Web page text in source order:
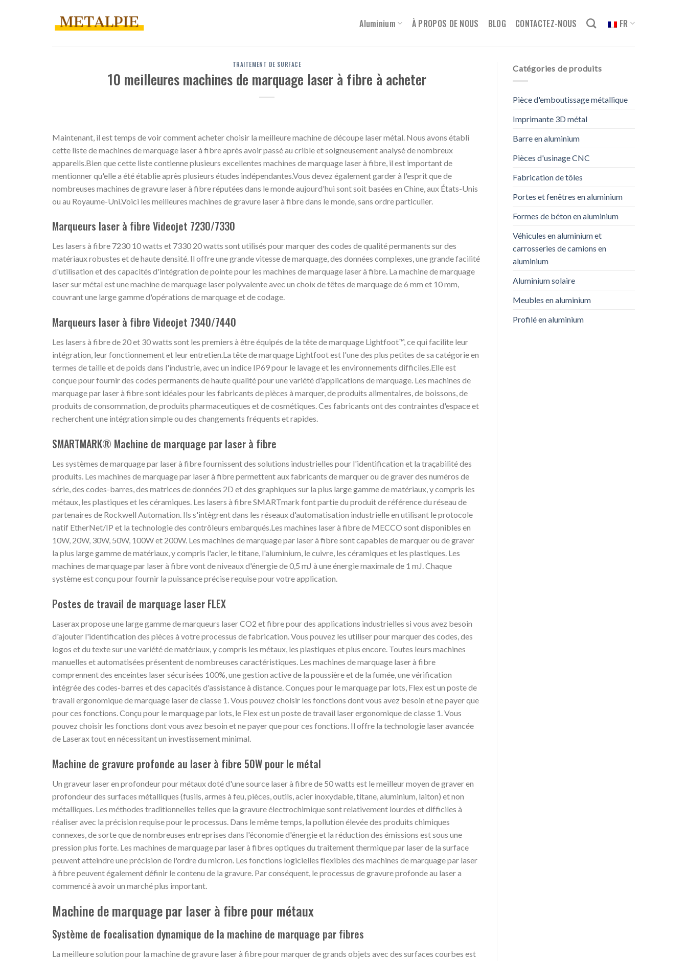
Aluminium À PROPOS DE NOUS BLOG CONTACTEZ-NOUS FR
TRAITEMENT DE SURFACE
10 meilleures machines de marquage laser à fibre à acheter
Maintenant, il est temps de voir comment acheter choisir la meilleure machine de découpe laser métal. Nous avons établi
cette liste de machines de marquage laser à fibre après avoir passé au crible et soigneusement analysé de nombreux
appareils.Bien que cette liste contienne plusieurs excellentes machines de marquage laser à fibre, il est important de
mentionner qu'elle a été établie après plusieurs études indépendantes.Vous devez également garder à l'esprit que de
nombreuses machines de gravure laser à fibre réputées dans le monde aujourd'hui sont soit basées en Chine, aux États-Unis
ou au Royaume-Uni.Voici les meilleures machines de gravure laser à fibre dans le monde, sans ordre particulier.
Marqueurs laser à fibre Videojet 7230/7330
Les lasers à fibre 7230 10 watts et 7330 20 watts sont utilisés pour marquer des codes de qualité permanents sur des
matériaux robustes et de haute densité. Il offre une grande vitesse de marquage, des données complexes, une grande facilité
d'utilisation et des capacités d'intégration de pointe pour les machines de marquage laser à fibre. La machine de marquage
laser sur métal est une machine de marquage laser polyvalente avec un choix de têtes de marquage de 6 mm et 10 mm,
couvrant une large gamme d'opérations de marquage et de codage.
Marqueurs laser à fibre Videojet 7340/7440
Les lasers à fibre de 20 et 30 watts sont les premiers à être équipés de la tête de marquage Lightfoot™, ce qui facilite leur
intégration, leur fonctionnement et leur entretien.La tête de marquage Lightfoot est l'une des plus petites de sa catégorie en
termes de taille et de poids dans l'industrie, avec un indice IP69 pour le lavage et les environnements difficiles.Elle est
conçue pour fournir des codes permanents de haute qualité pour une variété d'applications de marquage. Les machines de
marquage par laser à fibre sont idéales pour les fabricants de pièces à marquer, de produits alimentaires, de boissons, de
produits de consommation, de produits pharmaceutiques et de cosmétiques. Ces fabricants ont des contraintes d'espace et
recherchent une intégration simple ou des changements fréquents et rapides.
SMARTMARK® Machine de marquage par laser à fibre
Les systèmes de marquage par laser à fibre fournissent des solutions industrielles pour l'identification et la traçabilité des
produits. Les machines de marquage par laser à fibre permettent aux fabricants de marquer ou de graver des numéros de
série, des codes-barres, des matrices de données 2D et des graphiques sur la plus large gamme de matériaux, y compris les
métaux, les plastiques et les céramiques. Les lasers à fibre SMARTmark font partie du produit de référence du réseau de
partenaires de Rockwell Automation. Ils s'intègrent dans les réseaux d'automatisation industrielle en utilisant le protocole
natif EtherNet/IP et la technologie des contrôleurs embarqués.Les machines laser à fibre de MECCO sont disponibles en
10W, 20W, 30W, 50W, 100W et 200W. Les machines de marquage par laser à fibre sont capables de marquer ou de graver
la plus large gamme de matériaux, y compris l'acier, le titane, l'aluminium, le cuivre, les céramiques et les plastiques. Les
machines de marquage par laser à fibre vont de niveaux d'énergie de 0,5 mJ à une énergie maximale de 1 mJ. Chaque
système est conçu pour fournir la puissance précise requise pour votre application.
Postes de travail de marquage laser FLEX
Laserax propose une large gamme de marqueurs laser CO2 et fibre pour des applications industrielles si vous avez besoin
d'ajouter l'identification des pièces à votre processus de fabrication. Vous pouvez les utiliser pour marquer des codes, des
logos et du texte sur une variété de matériaux, y compris les métaux, les plastiques et plus encore. Toutes leurs machines
manuelles et automatisées présentent de nombreuses caractéristiques. Les machines de marquage laser à fibre
comprennent des enceintes laser sécurisées 100%, une gestion active de la poussière et de la fumée, une vérification
intégrée des codes-barres et des capacités d'assistance à distance. Conçues pour le marquage par lots, Flex est un poste de
travail ergonomique de marquage laser de classe 1. Vous pouvez choisir les fonctions dont vous avez besoin et ne payer que
pour ces fonctions. Conçu pour le marquage par lots, le Flex est un poste de travail laser ergonomique de classe 1. Vous
pouvez choisir les fonctions dont vous avez besoin et ne payer que pour ces fonctions. Il offre la technologie laser avancée
de Laserax tout en nécessitant un investissement minimal.
Machine de gravure profonde au laser à fibre 50W pour le métal
Un graveur laser en profondeur pour métaux doté d'une source laser à fibre de 50 watts est le meilleur moyen de graver en
profondeur des surfaces métalliques (fusils, armes à feu, pièces, outils, acier inoxydable, titane, aluminium, laiton) et non
métalliques. Les méthodes traditionnelles telles que la gravure électrochimique sont relativement lourdes et difficiles à
réaliser avec la précision requise pour le processus. Dans le même temps, la pollution élevée des produits chimiques
connexes, de sorte que de nombreuses entreprises dans l'économie d'énergie et la réduction des émissions est sous une
pression plus forte. Les machines de marquage par laser à fibres optiques du traitement thermique par laser de la surface
peuvent atteindre une précision de l'ordre du micron. Les fonctions logicielles flexibles des machines de marquage par laser
à fibre peuvent également définir le contenu de la gravure. Par conséquent, le processus de gravure profonde au laser a
commencé à avoir un marché plus important.
Machine de marquage par laser à fibre pour métaux
Système de focalisation dynamique de la machine de marquage par fibres
La meilleure solution pour la machine de gravure laser à fibre pour marquer de grands objets avec des surfaces courbes est
Catégories de produits
Pièce d'emboutissage métallique
Imprimante 3D métal
Barre en aluminium
Pièces d'usinage CNC
Fabrication de tôles
Portes et fenêtres en aluminium
Formes de béton en aluminium
Véhicules en aluminium et
carrosseries de camions en
aluminium
Aluminium solaire
Meubles en aluminium
Profilé en aluminium